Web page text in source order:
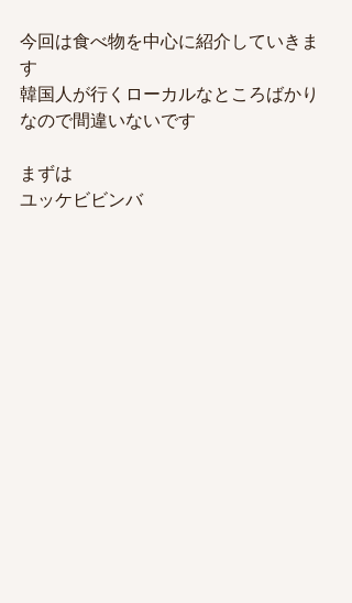
今回は食べ物を中心に紹介していきま
す
韓国人が行くローカルなところばかり
なので間違いないです
まずは
ユッケビビンバ